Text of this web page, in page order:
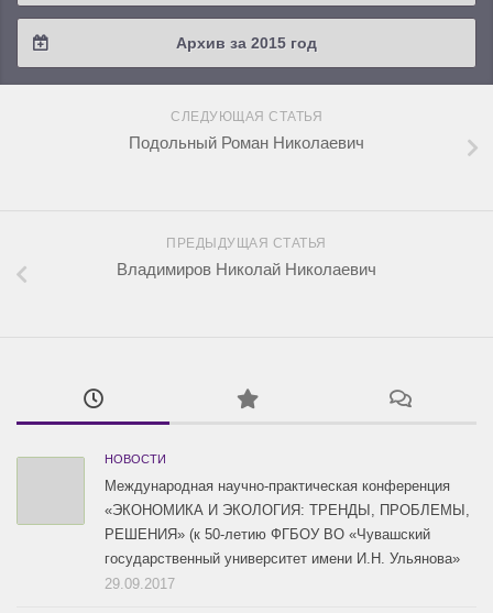
2018 / #1
2017 / #3
2017 / #1
2016 / #4
2016 / #3
2016 / #2
Архив за 2015 год
2015 / #3
2015 / #2
СЛЕДУЮЩАЯ СТАТЬЯ
Подольный Роман Николаевич
ПРЕДЫДУЩАЯ СТАТЬЯ
Владимиров Николай Николаевич
НОВОСТИ
Международная научно-практическая конференция
«ЭКОНОМИКА И ЭКОЛОГИЯ: ТРЕНДЫ, ПРОБЛЕМЫ,
РЕШЕНИЯ» (к 50-летию ФГБОУ ВО «Чувашский
государственный университет имени И.Н. Ульянова»
29.09.2017